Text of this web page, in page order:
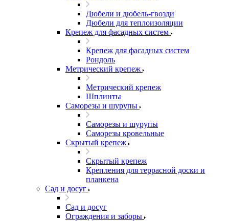
Дюбели и дюбель-гвозди
Дюбели для теплоизоляции
Крепеж для фасадных систем
Крепеж для фасадных систем
Рондоль
Метрический крепеж
Метрический крепеж
Шплинты
Саморезы и шурупы
Саморезы и шурупы
Саморезы кровельные
Скрытый крепеж
Скрытый крепеж
Крепления для террасной доски и
планкена
Сад и досуг
Сад и досуг
Ограждения и заборы